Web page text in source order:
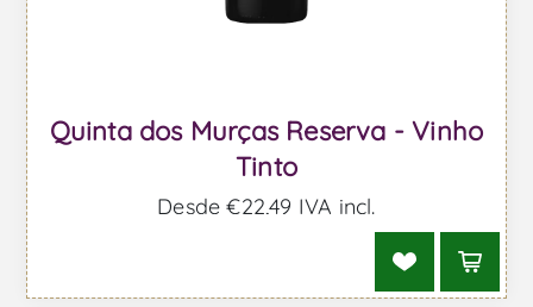
Quinta dos Murças Reserva - Vinho
Tinto
Desde €22,49 IVA incl.